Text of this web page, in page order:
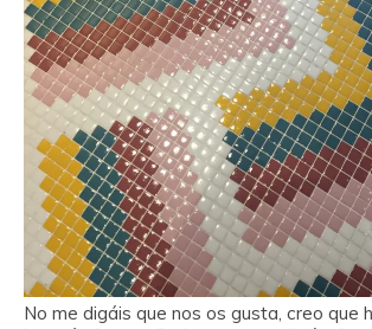
No me digáis que nos os gusta, creo que